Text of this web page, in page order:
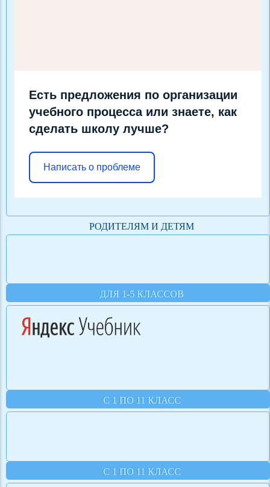
Есть предложения по организации
учебного процесса или знаете, как
сделать школу лучше?
Написать о проблеме
РОДИТЕЛЯМ И ДЕТЯМ
ДЛЯ 1-5 КЛАССОВ
С 1 ПО 11 КЛАСС
С 1 ПО 11 КЛАСС